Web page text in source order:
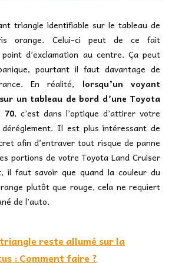
triangle identifiable sur le tableau de
orange. Celui-ci peut de ce fait
point d’exclamation au centre. Ça peut
pourtant il faut davantage de
En réalité, lorsqu’un voyant
un tableau de bord d’une Toyota
70, c’est dans l’optique d’attirer votre
Il est plus intéressant de
afin d’entraver tout risque de panne
portions de votre Toyota Land Cruiser
il faut savoir que quand la couleur du
plutôt que rouge, cela ne requiert
de l’auto.
reste allumé sur la
: Comment faire ?